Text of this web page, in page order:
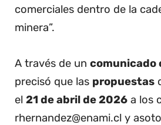
comerciales dentro de la
minera”.
A través de un comunicado
precisó que las propuestas
el 21 de abril de 2026 a los
rhernandez@enami.cl y